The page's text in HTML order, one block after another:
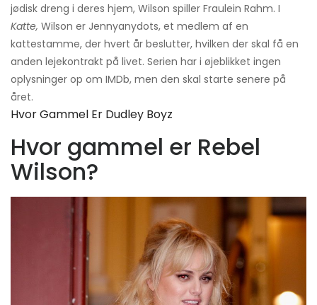
jødisk dreng i deres hjem, Wilson spiller Fraulein Rahm. I
Katte, Wilson er Jennyanydots, et medlem af en
kattestamme, der hvert år beslutter, hvilken der skal få en
anden lejekontrakt på livet. Serien har i øjeblikket ingen
oplysninger op om IMDb, men den skal starte senere på
året.
Hvor Gammel Er Dudley Boyz
Hvor gammel er Rebel
Wilson?